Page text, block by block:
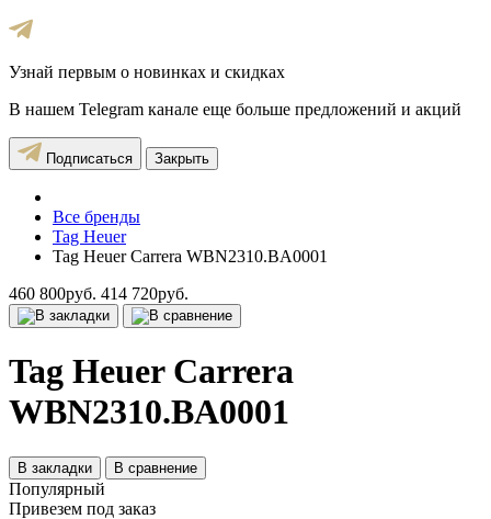
Узнай первым о новинках и скидках
В нашем Telegram канале еще больше предложений и акций
Подписаться Закрыть
Все бренды
Tag Heuer
Tag Heuer Carrera WBN2310.BA0001
460 800руб. 414 720руб.
Tag Heuer Carrera
WBN2310.BA0001
В закладки В сравнение
Популярный
Привезем под заказ